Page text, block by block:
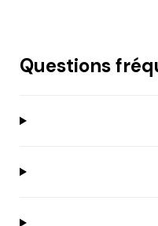
Questions